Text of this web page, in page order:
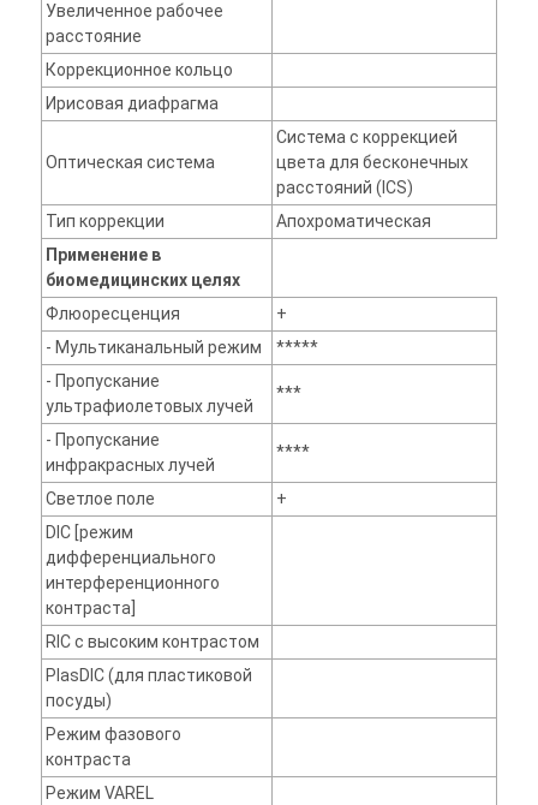
Увеличенное рабочее
расстояние
Коррекционное кольцо
Ирисовая диафрагма
Оптическая система
Система с коррекцией
цвета для бесконечных
расстояний (ICS)
Тип коррекции
Апохроматическая
Применение в
биомедицинских целях
Флюоресценция
+
- Мультиканальный режим
*****
- Пропускание
ультрафиолетовых лучей
***
- Пропускание
инфракрасных лучей
****
Светлое поле
+
DIC [режим
дифференциального
интерференционного
контраста]
RIC с высоким контрастом
PlasDIC (для пластиковой
посуды)
Режим фазового
контраста
Режим VAREL